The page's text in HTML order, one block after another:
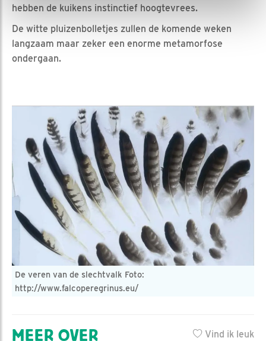
hebben de kuikens instinctief hoogtevrees.
De witte pluizenbolletjes zullen de komende weken
langzaam maar zeker een enorme metamorfose
ondergaan.
De veren van de slechtvalk Foto:
http://www.falcoperegrinus.eu/
Vind ik leuk
MEER OVER